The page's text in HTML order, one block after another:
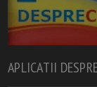
APLICATII